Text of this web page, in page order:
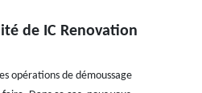
de IC Renovation
opérations de démoussage